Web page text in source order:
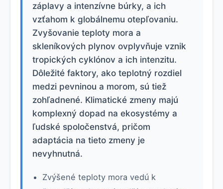
záplavy a intenzívne búrky, a ich
vzťahom k globálnemu otepľovaniu.
Zvyšovanie teploty mora a
skleníkových plynov ovplyvňuje vznik
tropických cyklónov a ich intenzitu.
Dôležité faktory, ako teplotný rozdiel
medzi pevninou a morom, sú tiež
zohľadnené. Klimatické zmeny majú
komplexný dopad na ekosystémy a
ľudské spoločenstvá, pričom
adaptácia na tieto zmeny je
nevyhnutná.
Zvýšené teploty mora vedú k